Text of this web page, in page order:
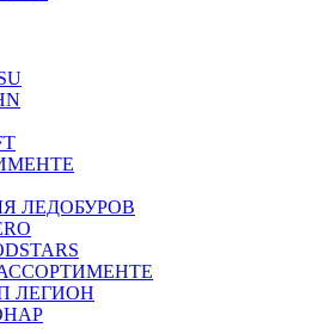
ЛЕДОБУРОВ
ЛЕГИОН